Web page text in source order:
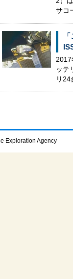
サコ
2017
ッテ
リ24
Exploration Agency